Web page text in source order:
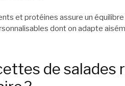
et protéines assure un équilibre
dont on adapte
de salades